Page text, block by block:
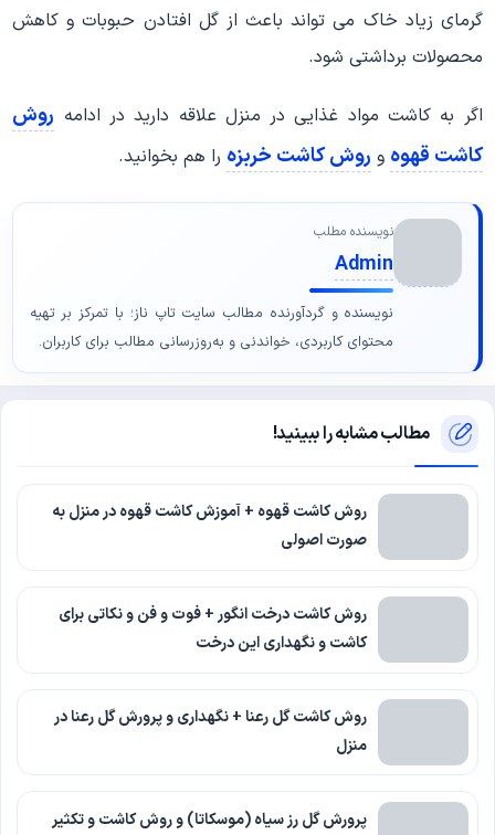
گرمای زیاد خاک می تواند باعث از گل افتادن حبوبات و کاهش
محصولات برداشتی شود.
اگر به کاشت مواد غذایی در منزل علاقه دارید در ادامه روش
کاشت قهوه و روش کاشت خربزه را هم بخوانید.
نویسنده مطلب
Admin
نویسنده و گردآورنده مطالب سایت تاپ ناز؛ با تمرکز بر تهیه
محتوای کاربردی، خواندنی و به‌روزرسانی مطالب برای کاربران.
مطالب مشابه را ببینید!
روش کاشت قهوه + آموزش کاشت قهوه در منزل به
صورت اصولی
روش کاشت درخت انگور + فوت و فن و نکاتی برای
کاشت و نگهداری این درخت
روش کاشت گل رعنا + نگهداری و پرورش گل رعنا در
منزل
پرورش گل رز سیاه (موسکاتا) و روش کاشت و تکثیر